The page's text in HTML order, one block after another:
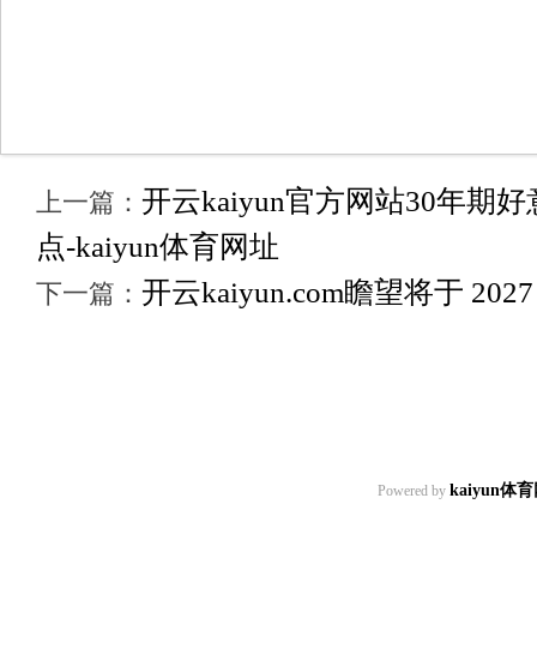
上一篇： 开云kaiyun官方网站30年期
点-kaiyun体育网址
下一篇： 开云kaiyun.com瞻望将于
Powered by kaiyun体育